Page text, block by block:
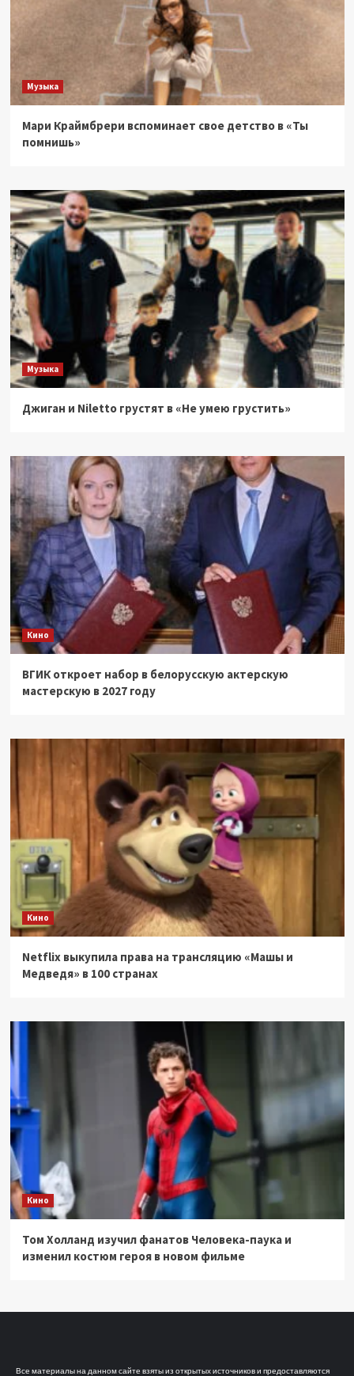
Музыка
Мари Краймбрери вспоминает свое детство в «Ты
помнишь»
Музыка
Джиган и Niletto грустят в «Не умею грустить»
Кино
ВГИК откроет набор в белорусскую актерскую
мастерскую в 2027 году
Кино
Netflix выкупила права на трансляцию «Машы и
Медведя» в 100 странах
Кино
Том Холланд изучил фанатов Человека-паука и
изменил костюм героя в новом фильме
Все материалы на данном сайте взяты из открытых источников и предоставляются